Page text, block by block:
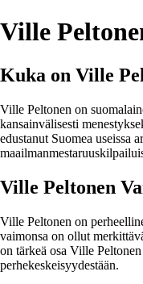
Ville
Kuka on Ville
Ville Peltonen on
kansainvälisesti
edustanut Suomea useissa
Ville Peltonen
Ville Peltonen on
vaimonsa on ollut
on tärkeä osa Ville
perhekeskeisyydestään.